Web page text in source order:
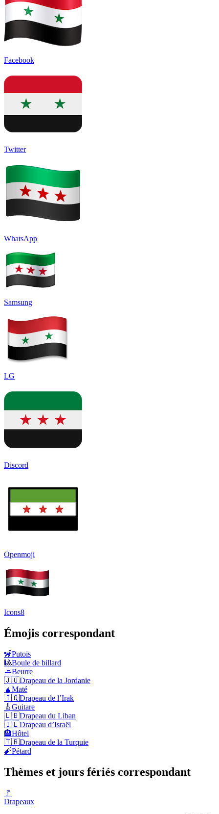
Facebook
Twitter
WhatsApp
Samsung
LG
Discord
Openmoji
Icons8
Émojis correspondant
🦨Putois
🎱Boule de billard
🧈Beurre
🇯🇴Drapeau de la Jordanie
🧉 Maté
🇮🇶Drapeau de l’Irak
🎸 Guitare
🇱🇧Drapeau du Liban
🇮🇱Drapeau d’Israël
🏨Hôtel
🇹🇷Drapeau de la Turquie
🧨Pétard
Thèmes et jours fériés correspondant
🚩
Drapeaux